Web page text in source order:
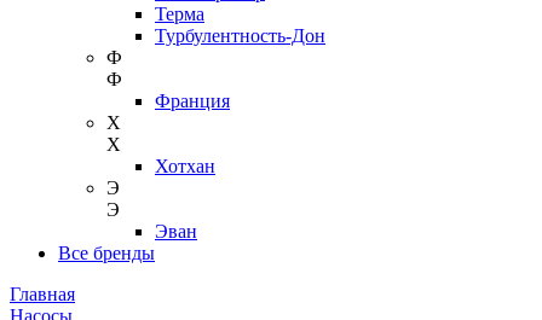
Терма
Турбулентность-Дон
Ф
Ф
Франция
Х
Х
Хотхан
Э
Э
Эван
Все бренды
Главная
Насосы